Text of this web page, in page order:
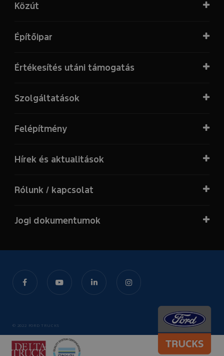
Közút
Építőipar
Értékesítés utáni támogatás
Szolgáltatások
Felépítmény
Hírek és aktualitások
Rólunk / kapcsolat
Jogi dokumentumok
© 2022 FORD TRUCKS